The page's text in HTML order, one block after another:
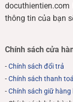
thông tin của bạn
Chính sách cửa
-Chính sách đổi trả
-Chính sách thanh
-Chính sách giữ hàng